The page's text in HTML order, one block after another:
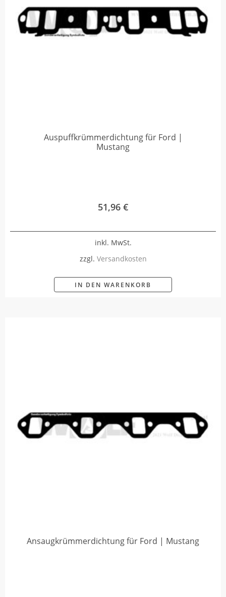
Auspuffkrümmerdichtung für Ford |
Mustang
51,96 €
inkl. MwSt.
zzgl. Versandkosten
IN DEN WARENKORB
Ansaugkrümmerdichtung für Ford | Mustang